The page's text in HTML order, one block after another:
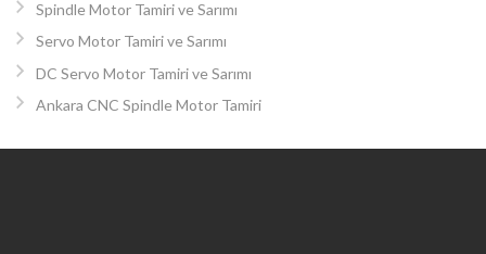
Spindle Motor Tamiri ve Sarımı
Servo Motor Tamiri ve Sarımı
DC Servo Motor Tamiri ve Sarımı
Ankara CNC Spindle Motor Tamiri